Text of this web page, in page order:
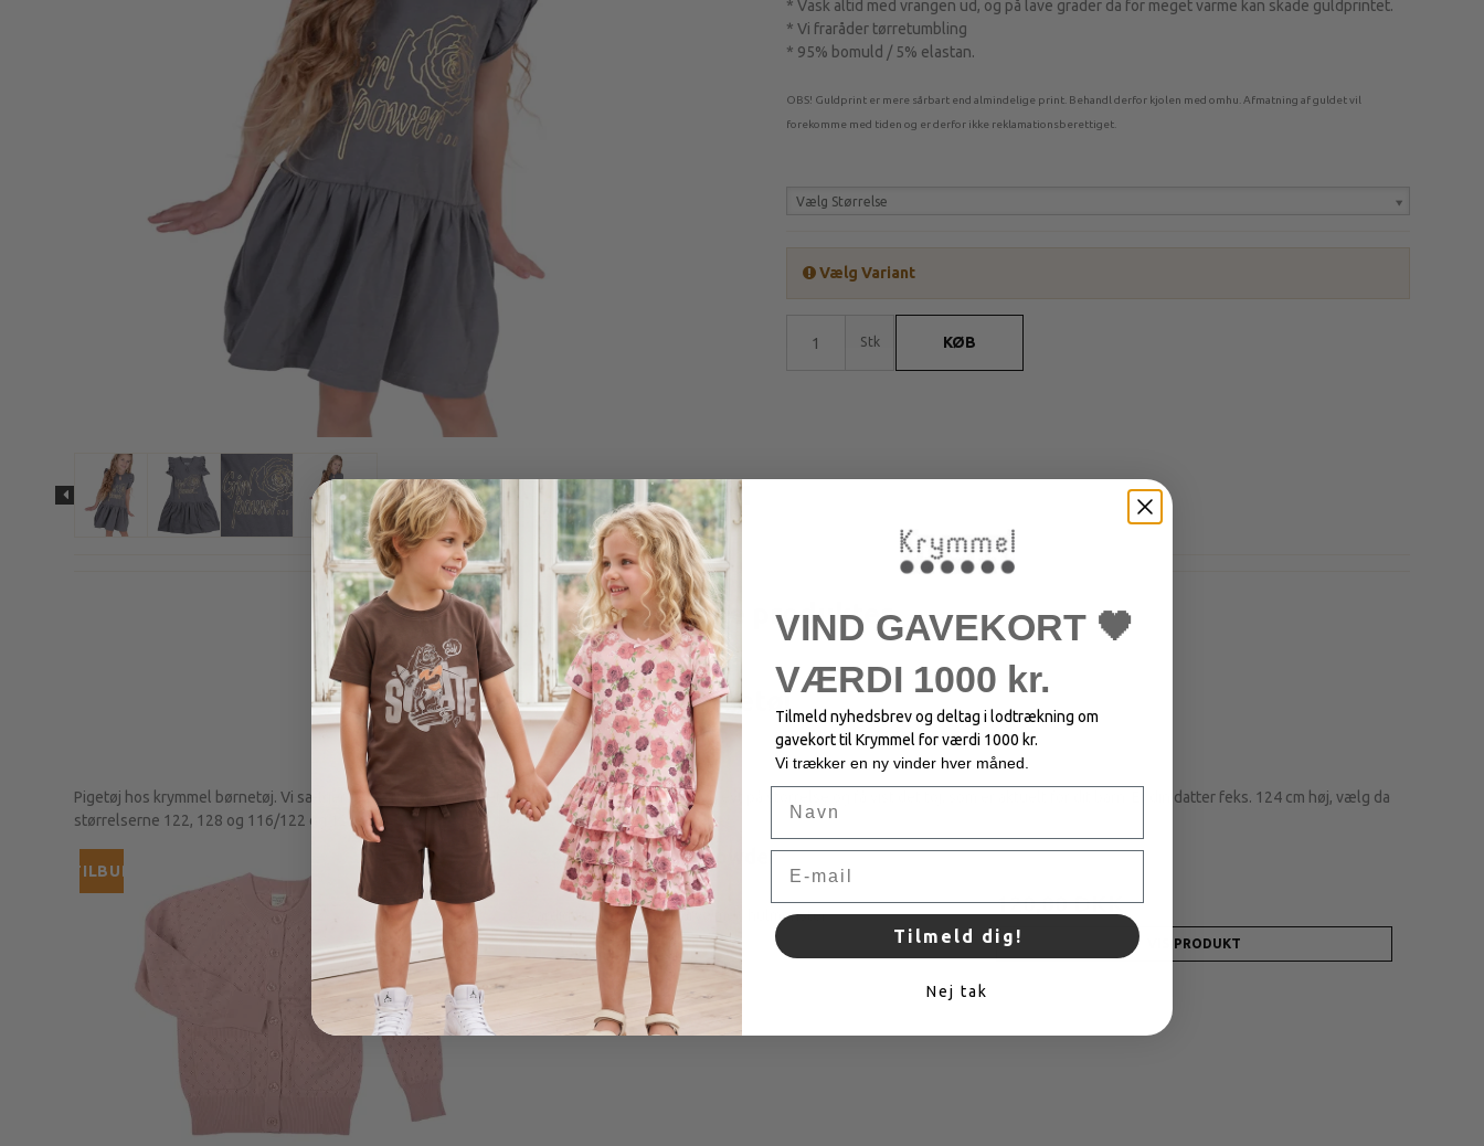
Strømpebukser & tilbehør
* Vask altid med vrangen ud, og på lave grader da for meget varme kan skade guldprintet.
* Vi fraråder tørretumbling
* 95% bomuld / 5% elastan.
OBS! Guldprint er mere sårbart end almindelige print. Behandl derfor kjolen med omhu. Afmatning af guldet vil
forekomme med tiden og er derfor ikke reklamationsberettiget.
Vælg Størrelse
Vælg Variant
Stk KØB
Relaterede produkter
Pigetøj
Pigetøj hos krymmel børnetøj. Vi sælger lækkert og blødt pigetøj i smarte print og designs. Søg evt på størrelse og få vist det tøj, som er aktuelt for dit barn. Er din datter feks. 124 cm høj, vælg da
størrelserne 122, 128 og 116/122 og 128/134.
TILBUD
Sasha Cardigan - Powder
Cardigan i sød pudderfarve med hulmønster. 120,00 DKK
VIS PRODUKT
VIND GAVEKORT 🖤
VÆRDI 1000 kr.
Tilmeld nyhedsbrev og deltag i lodtrækning om
gavekort til Krymmel for værdi 1000 kr.
Vi trækker en ny vinder hver måned.
Tilmeld dig!
Nej tak